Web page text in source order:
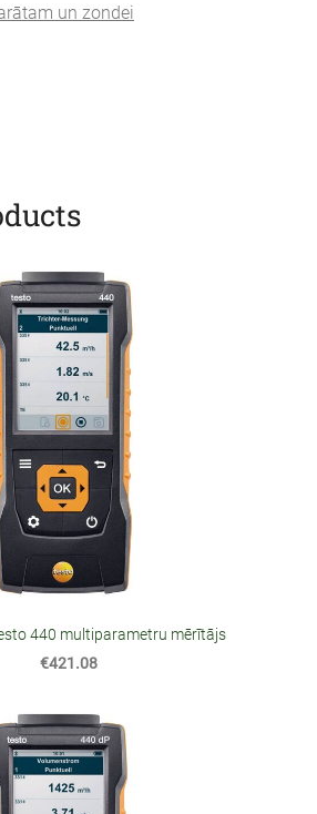
un zondei
440 multiparametru mērītājs
€421.08